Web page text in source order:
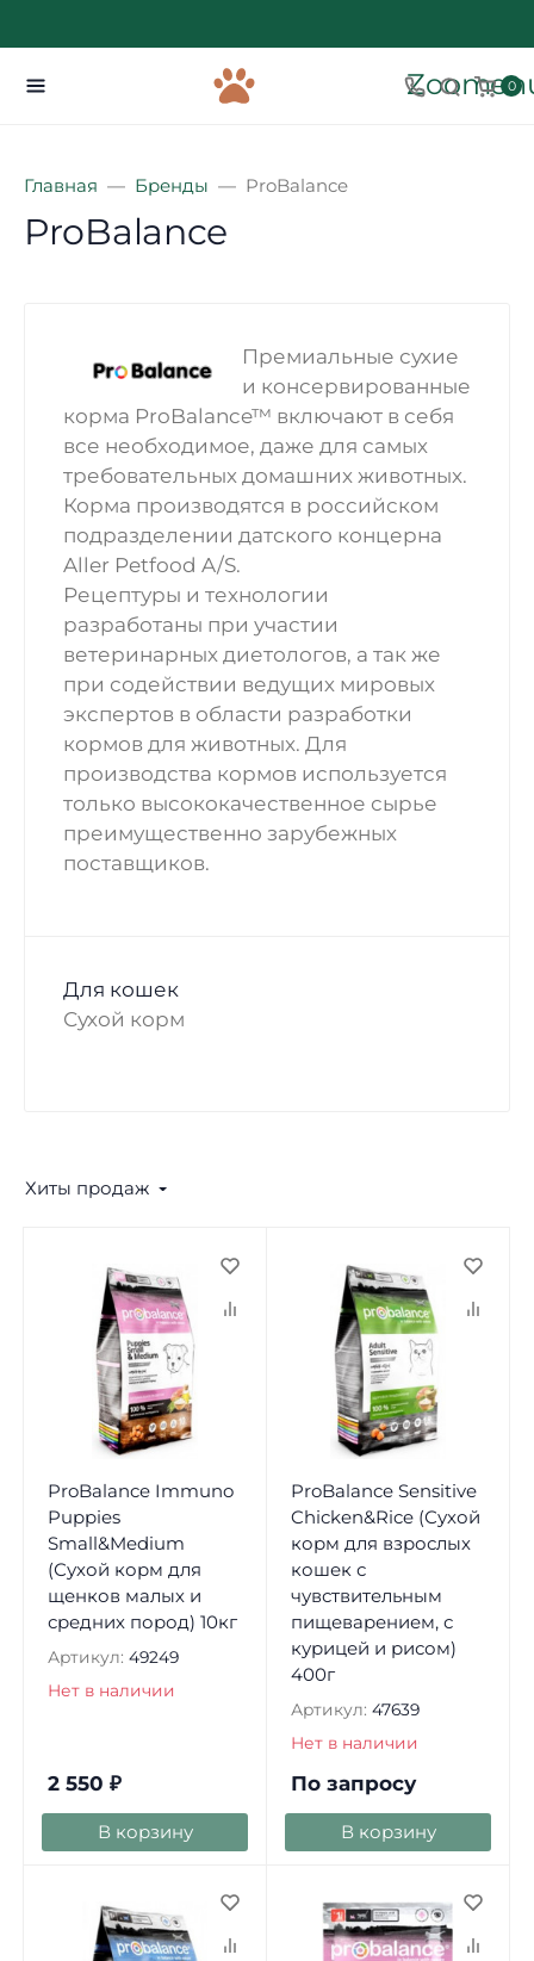
0
Главная Бренды ProBalance
ProBalance
Премиальные сухие
и консервированные
корма ProBalance™ включают в себя
все необходимое, даже для самых
требовательных домашних животных.
Корма производятся в российском
подразделении датского концерна
Aller Petfood A/S.
Рецептуры и технологии
разработаны при участии
ветеринарных диетологов, а так же
при содействии ведущих мировых
экспертов в области разработки
кормов для животных. Для
производства кормов используется
только высококачественное сырье
преимущественно зарубежных
поставщиков.
Для кошек
Сухой корм
Хиты продаж
ProBalance Immuno
Puppies
Small&Medium
(Сухой корм для
щенков малых и
средних пород) 10кг
Артикул: 49249
Нет в наличии
2 550 ₽
В корзину
ProBalance Sensitive
Chicken&Rice (Сухой
корм для взрослых
кошек с
чувствительным
пищеварением, с
курицей и рисом)
400г
Артикул: 47639
Нет в наличии
По запросу
В корзину